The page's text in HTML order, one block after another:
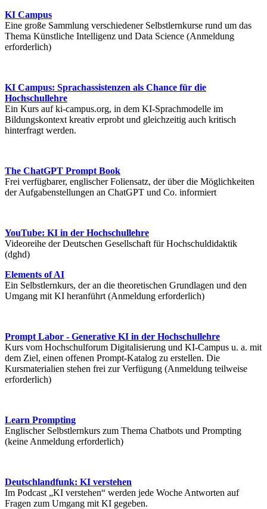
KI Campus
Eine große Sammlung verschiedener Selbstlernkurse rund um das
Thema Künstliche Intelligenz und Data Science (Anmeldung
erforderlich)
KI Campus: Sprachassistenzen als Chance für die
Hochschullehre
Ein Kurs auf ki-campus.org, in dem KI-Sprachmodelle im
Bildungskontext kreativ erprobt und gleichzeitig auch kritisch
hinterfragt werden.
The ChatGPT Prompt Book
Frei verfügbarer, englischer Foliensatz, der über die Möglichkeiten
der Aufgabenstellungen an ChatGPT und Co. informiert
YouTube: KI in der Hochschullehre
Videoreihe der Deutschen Gesellschaft für Hochschuldidaktik
(dghd)
Elements of AI
Ein Selbstlernkurs, der an die theoretischen Grundlagen und den
Umgang mit KI heranführt (Anmeldung erforderlich)
Prompt Labor - Generative KI in der Hochschullehre
Kurs vom Hochschulforum Digitalisierung und KI-Campus u. a. mit
dem Ziel, einen offenen Prompt-Katalog zu erstellen. Die
Kursmaterialien stehen frei zur Verfügung (Anmeldung teilweise
erforderlich)
Learn Prompting
Englischer Selbstlernkurs zum Thema Chatbots und Prompting
(keine Anmeldung erforderlich)
Deutschlandfunk: KI verstehen
Im Podcast „KI verstehen“ werden jede Woche Antworten auf
Fragen zum Umgang mit KI gegeben.